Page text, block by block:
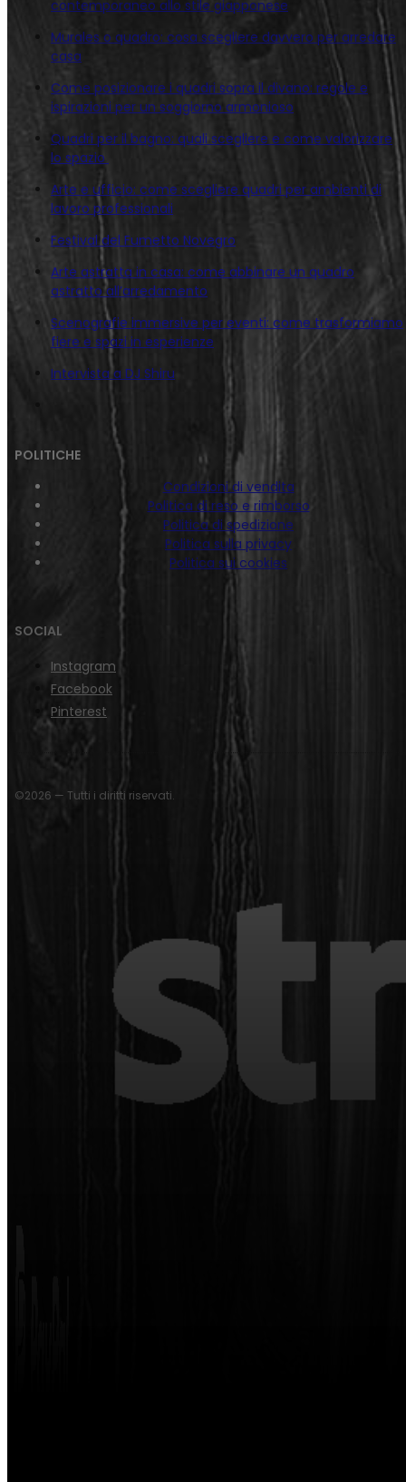
contemporaneo allo stile giapponese
Murales o quadro: cosa scegliere davvero per arredare
casa
Come posizionare i quadri sopra il divano: regole e
ispirazioni per un soggiorno armonioso
Quadri per il bagno: quali scegliere e come valorizzare
lo spazio
Arte e ufficio: come scegliere quadri per ambienti di
lavoro professionali
Festival del Fumetto Novegro
Arte astratta in casa: come abbinare un quadro
astratto all’arredamento
Scenografie immersive per eventi: come trasformiamo
fiere e spazi in esperienze
Intervista a DJ Shiru
POLITICHE
Condizioni di vendita
Politica di reso e rimborso
Politica di spedizione
Politica sulla privacy
Politica sui cookies
SOCIAL
Instagram
Facebook
Pinterest
©2026 — Tutti i diritti riservati.